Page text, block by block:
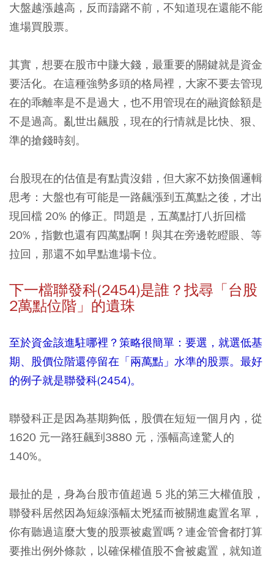
大盤越漲越高，反而躊躇不前，不知道現在還能不能
進場買股票。
其實，想要在股市中賺大錢，最重要的關鍵就是資金
要活化。 在這種強勢多頭的格局裡，大家不要去管現
在的乖離率是不是過大，也不用管現在的融資餘額是
不是過高。亂世出飆股，現在的行情就是比快、狠、
準的搶錢時刻。
台股現在的估值是有點貴沒錯，但大家不妨換個邏輯
思考： 大盤也有可能是一路飆漲到五萬點之後，才出
現回檔 20% 的修正。問題是，五萬點打八折回檔
20%，指數也還有四萬點啊！與其在旁邊乾瞪眼、等
拉回，那還不如早點進場卡位。
下一檔聯發科(2454)是誰？找尋「台股
2萬點位階」的遺珠
至於資金該進駐哪裡？策略很簡單：要選，就選低基
期、股價位階還停留在「兩萬點」水準的股票。最好
的例子就是聯發科(2454)。
聯發科正是因為基期夠低，股價在短短一個月內，從
1620 元一路狂飆到3880 元，漲幅高達驚人的
140%。
最扯的是，身為台股市值超過 5 兆的第三大權值股，
聯發科居然因為短線漲幅太兇猛而被關進處置名單，
你有聽過這麼大隻的股票被處置嗎？連金管會都打算
要推出例外條款，以確保權值股不會被處置，就知道